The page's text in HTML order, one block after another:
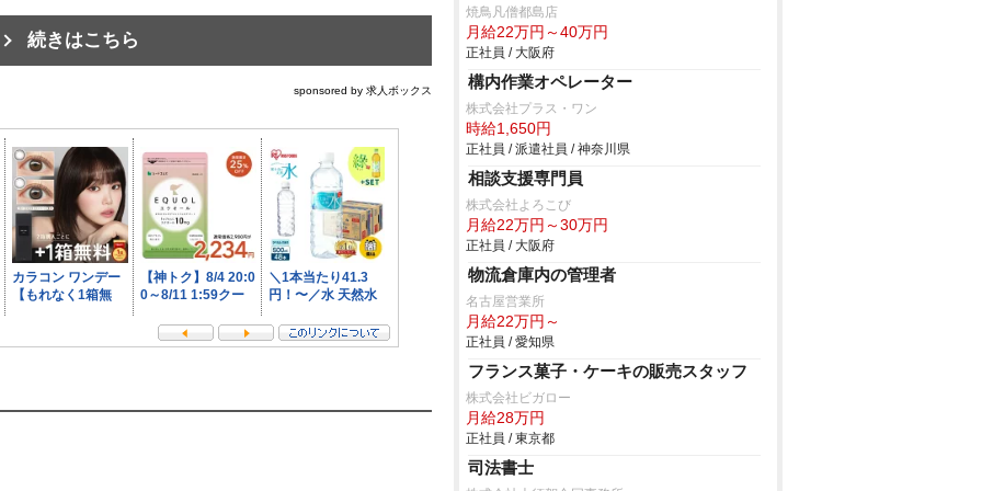
続きはこちら
sponsored by 求人ボックス
焼鳥凡僧都島店
月給22万円～40万円
正社員 / 大阪府
構内作業オペレーター
株式会社プラス・ワン
時給1,650円
正社員 / 派遣社員 / 神奈川県
相談支援専門員
株式会社よろこび
月給22万円～30万円
正社員 / 大阪府
物流倉庫内の管理者
名古屋営業所
月給22万円～
正社員 / 愛知県
フランス菓子・ケーキの販売スタッフ
株式会社ビガロー
月給28万円
正社員 / 東京都
司法書士